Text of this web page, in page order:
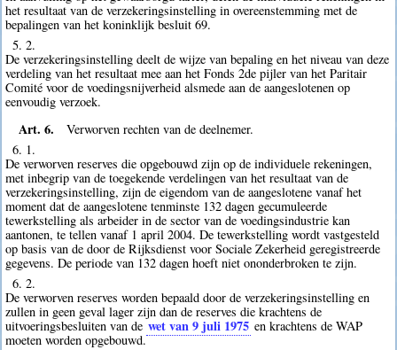
het resultaat van de verzekeringsinstelling in overeenstemming met de
bepalingen van het koninklijk besluit 69.
5. 2.
De verzekeringsinstelling deelt de wijze van bepaling en het niveau van deze
verdeling van het resultaat mee aan het Fonds 2de pijler van het Paritair
Comité voor de voedingsnijverheid alsmede aan de aangeslotenen op
eenvoudig verzoek.
Art. 6.
Verworven rechten van de deelnemer.
6. 1.
De verworven reserves die opgebouwd zijn op de individuele rekeningen,
met inbegrip van de toegekende verdelingen van het resultaat van de
verzekeringsinstelling, zijn de eigendom van de aangeslotene vanaf het
moment dat de aangeslotene tenminste 132 dagen gecumuleerde
tewerkstelling als arbeider in de sector van de voedingsindustrie kan
aantonen, te tellen vanaf 1 april 2004. De tewerkstelling wordt vastgesteld
op basis van de door de Rijksdienst voor Sociale Zekerheid geregistreerde
gegevens. De periode van 132 dagen hoeft niet ononderbroken te zijn.
6. 2.
De verworven reserves worden bepaald door de verzekeringsinstelling en
zullen in geen geval lager zijn dan de reserves die krachtens de
uitvoeringsbesluiten van de wet van 9 juli 1975 en krachtens de WAP
moeten worden opgebouwd.